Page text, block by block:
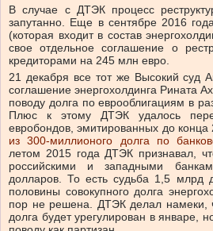
В случае с ДТЭК процесс
запутанно. Еще в сентябре 2016
(которая входит в состав
свое отдельное соглашение о
кредиторами на 245 млн евро.
21 декабря все тот же Высокий суд
соглашение энергохолдинга Рината
поводу долга по еврооблигациям в
Плюс к этому ДТЭК удалось
евробондов, эмитированных до конца
из 300-миллионого долга по
летом 2015 года ДТЭК признавал,
российскими и западными
долларов. То есть судьба 1,5 млрд
половины совокупного долга
пор не решена. ДТЭК делал намеки,
долга будет урегулирован в январе,